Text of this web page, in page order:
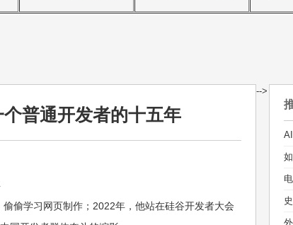
-->
普通开发者的十五年
偷学习网页制作；2022年，他站在硅谷开发者大会